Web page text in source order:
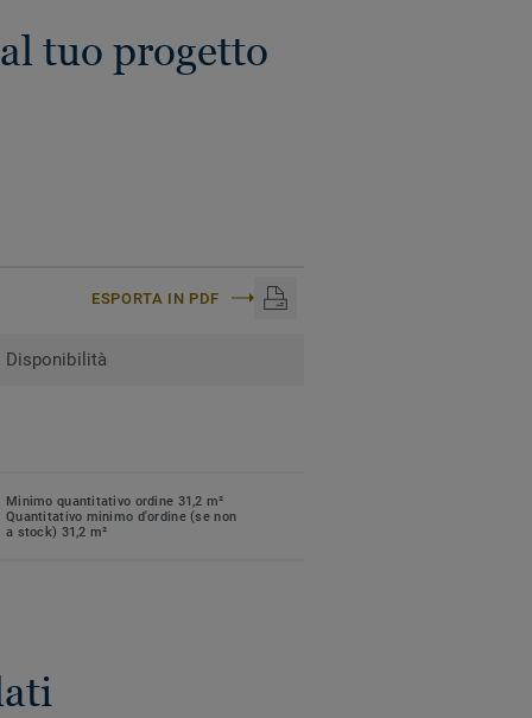
tuo progetto
ESPORTA IN PDF
Disponibilità
Minimo quantitativo ordine 31,2 m²
Quantitativo minimo d'ordine (se non
a stock) 31,2 m²